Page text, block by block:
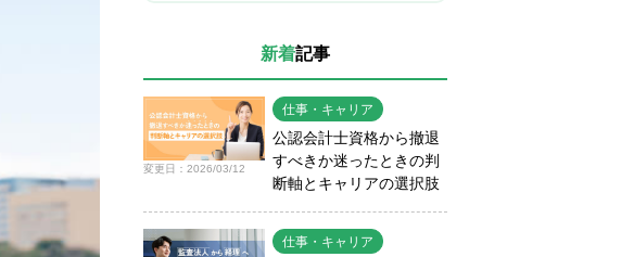
新着記事
変更日：2026/03/12
仕事・キャリア
公認会計士資格から撤退
すべきか迷ったときの判
断軸とキャリアの選択肢
仕事・キャリア